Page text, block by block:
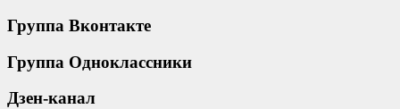
Группа Вконтакте
Группа Одноклассники
Дзен-канал